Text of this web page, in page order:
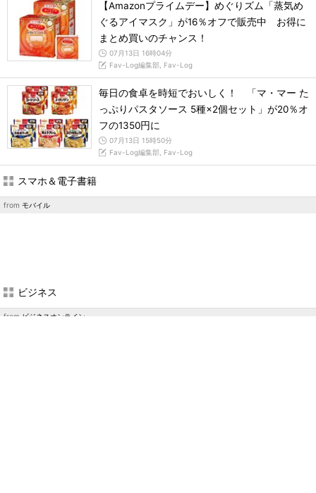
【Amazonプライムデー】めぐりズム「蒸気め
ぐるアイマスク」が16％オフで販売中 お得に
まとめ買いのチャンス！
07月13日 16時04分
Fav-Log編集部, Fav-Log
毎日の食卓を時短でおいしく！ 「マ・マー た
っぷりパスタソース 5種×2個セット」が20％オ
フの1350円に
07月13日 15時50分
Fav-Log編集部, Fav-Log
スマホ＆電子書籍
from モバイル
ビジネス
from ビジネスオンライン